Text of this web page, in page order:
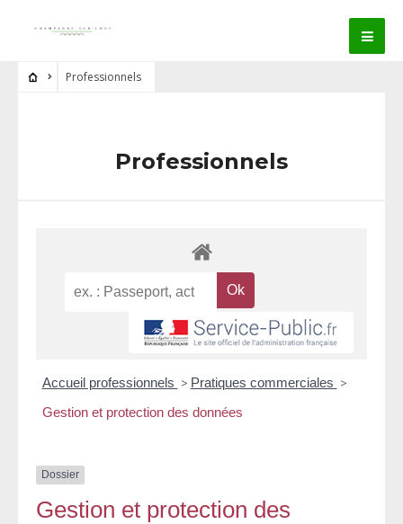
Professionnels
Professionnels
Accueil professionnels > Pratiques commerciales >
Gestion et protection des données
Dossier
Gestion et protection des